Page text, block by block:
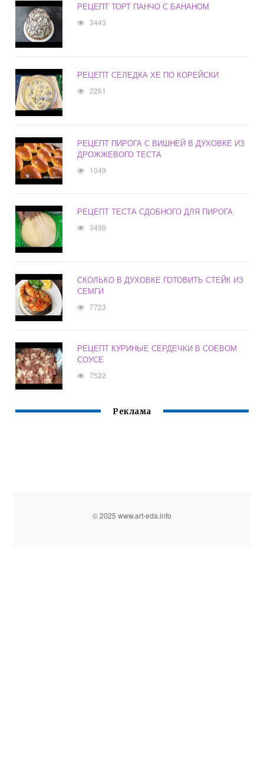
РЕЦЕПТ ТОРТ ПАНЧО С БАНАНОМ
3443
РЕЦЕПТ СЕЛЕДКА ХЕ ПО КОРЕЙСКИ
2261
РЕЦЕПТ ПИРОГА С ВИШНЕЙ В ДУХОВКЕ ИЗ
ДРОЖЖЕВОГО ТЕСТА
1049
РЕЦЕПТ ТЕСТА СДОБНОГО ДЛЯ ПИРОГА
3498
СКОЛЬКО В ДУХОВКЕ ГОТОВИТЬ СТЕЙК ИЗ
СЕМГИ
7723
РЕЦЕПТ КУРИНЫЕ СЕРДЕЧКИ В СОЕВОМ
СОУСЕ
7522
Реклама
© 2025 www.art-eda.info